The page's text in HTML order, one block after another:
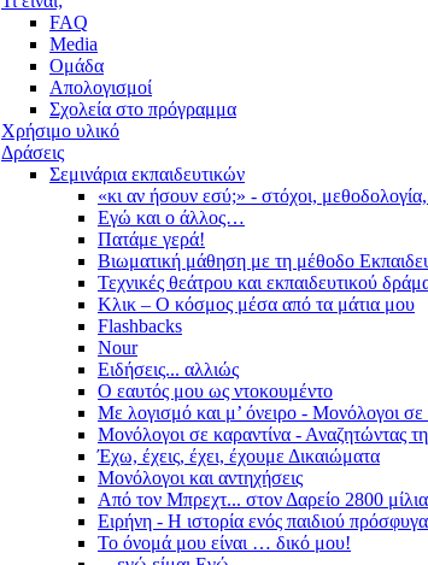
FAQ
Media
Ομάδα
Απολογισμοί
Σχολεία στο πρόγραμμα
Χρήσιμο υλικό
Δράσεις
Σεμινάρια εκπαιδευτικών
«κι αν ήσουν εσύ;» - στόχοι,
Εγώ και ο άλλος…
Πατάμε γερά!
Βιωματική μάθηση με τη μέθοδο
Τεχνικές θεάτρου και εκπαιδευτικού
Κλικ – Ο κόσμος μέσα από τα μάτια μου
Flashbacks
Nour
Ειδήσεις... αλλιώς
Ο εαυτός μου ως ντοκουμέντο
Με λογισμό και μ’ όνειρο - Μονόλογοι σε
Μονόλογοι σε καραντίνα - Αναζητώντας
Έχω, έχεις, έχει, έχουμε Δικαιώματα
Μονόλογοι και αντηχήσεις
Από τον Μπρεχτ... στον Δαρείο 2800
Ειρήνη - Η ιστορία ενός παιδιού πρόσφυγα
Το όνομά μου είναι … δικό μου!